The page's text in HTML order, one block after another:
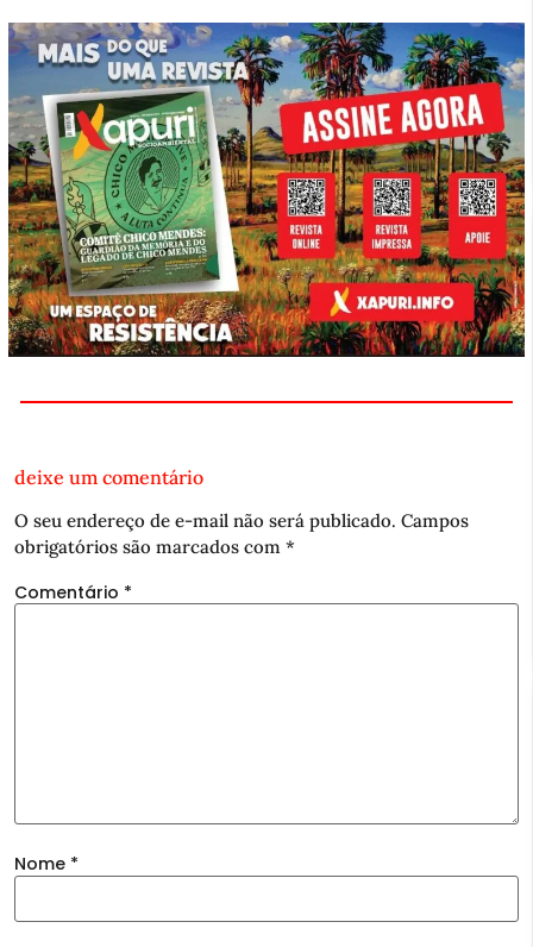
deixe um comentário
O seu endereço de e-mail não será publicado. Campos
obrigatórios são marcados com *
Comentário *
Nome *